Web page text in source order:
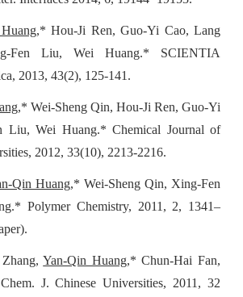
,* Hou-Ji Ren, Guo-Yi Cao, Lang
Fen Liu, Wei Huang.* SCIENTIA
2013, 43(2), 125-141.
,* Wei-Sheng Qin, Hou-Ji Ren, Guo-Yi
Liu, Wei Huang.* Chemical Journal of
2012, 33(10), 2213-2216.
Qin Huang,* Wei-Sheng Qin, Xing-Fen
Polymer Chemistry, 2011, 2, 1341–
Zhang,Yan-Qin Huang,* Chun-Hai Fan,
J. Chinese Universities, 2011, 32